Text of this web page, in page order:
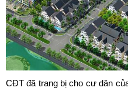
CĐT đã trang bị cho cư dân